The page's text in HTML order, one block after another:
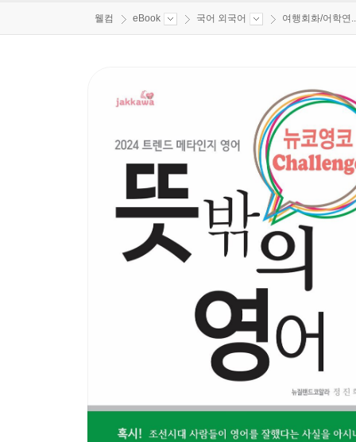
웰컴 eBook 국어 외국어 여행회화/어학연